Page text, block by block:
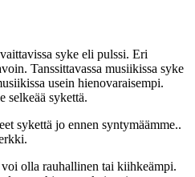
syke eli pulssi. Eri
Tanssittavassa musiikissa syke
usein hienovaraisempi.
selkeää sykettä.
sykettä jo ennen syntymäämme..
olla rauhallinen tai kiihkeämpi.